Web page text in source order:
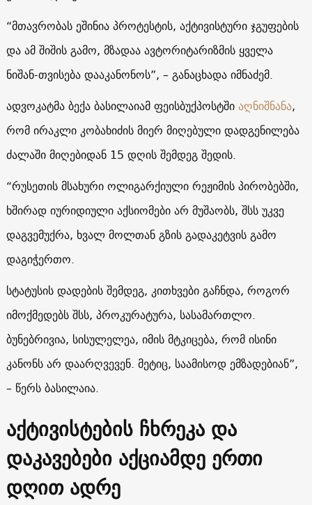
“მთავრობას ეშინია პროტესტის, აქტივისტური ჯგუფების
და ამ შიშის გამო, მზადაა ავტორიტარიზმის ყველა
ნიშან-თვისება დააკანონოს”, – განაცხადა იმნაძემ.
ადვოკატმა ბექა ბასილაიამ ფეისბუქპოსტშიაღნიშნანა,
რომ ირაკლი კობახიძის მიერ მიღებული დადგენილება
ძალაში მიღებიდან 15 დღის შემდეგ შედის.
“რუსეთის მსახური ოლიგარქიული რეჟიმის პირობებში,
ხშირად იურიდიული აქსიომები არ მუშაობს, შსს უკვე
დაგვემუქრა, ხვალ მოლთან გზის გადაკეტვის გამო
დაგიჭერთო.
სტატუსის დადების შემდეგ, კითხვები გაჩნდა, როგორ
იმოქმედებს შსს, პროკურატურა, სასამართლო.
ბუნებრივია, სისულელეა, იმის მტკიცება, რომ ისინი
კანონს არ დაარღვევენ. მეტიც, საამისოდ ემზადებიან”,
– წერს ბასილაია.
აქტივისტების ჩხრეკა და
დაკავებები აქციამდე ერთი
დღით ადრე